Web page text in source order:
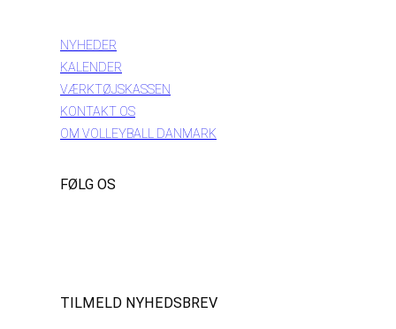
NYHEDER
KALENDER
VÆRKTØJSKASSEN
KONTAKT OS
OM VOLLEYBALL DANMARK
FØLG OS
TILMELD NYHEDSBREV